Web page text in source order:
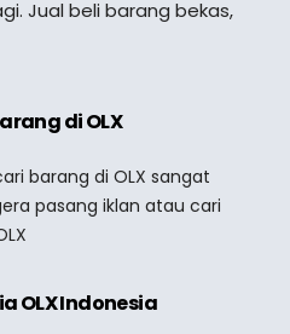
Jual beli barang bekas,
di OLX
barang di OLX sangat
pasang iklan atau cari
OLX Indonesia